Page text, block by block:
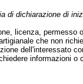
di dichiarazione di
licenza, permesso
che non
dell'interessato
informazioni